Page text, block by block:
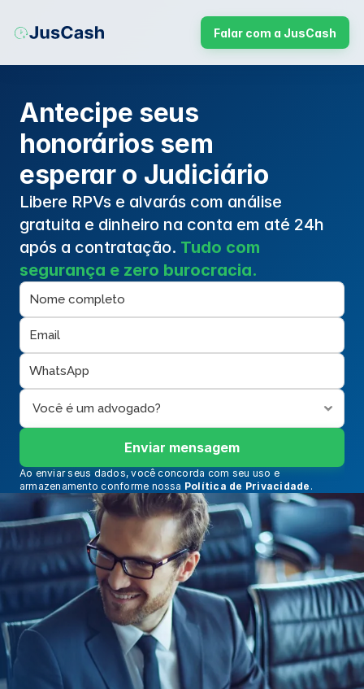
Falar com a JusCash
Antecipe seus
honorários sem
esperar o Judiciário
Libere RPVs e alvarás com análise
gratuita e dinheiro na conta em até 24h
após a contratação. Tudo com
segurança e zero burocracia.
Enviar mensagem
Ao enviar seus dados, você concorda com seu uso e
armazenamento conforme nossa Política de Privacidade .